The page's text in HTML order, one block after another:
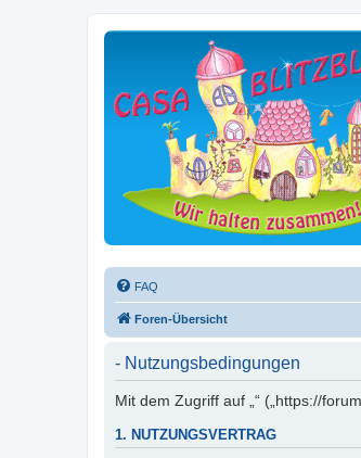
FAQ
Foren-Übersicht
- Nutzungsbedingungen
Mit dem Zugriff auf „“ („https://
1. NUTZUNGSVERTRAG